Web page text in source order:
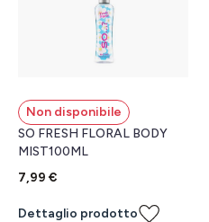
Non disponibile
SO FRESH FLORAL BODY
MIST100ML
7,99 €
Dettaglio prodotto